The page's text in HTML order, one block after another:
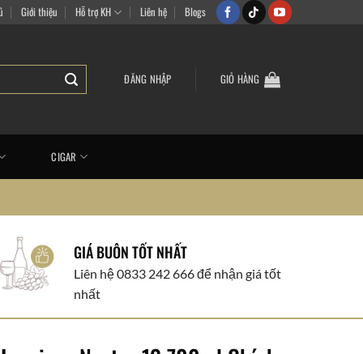
vui vẻ
Giới thiệu Hỗ trợ KH Liên hệ Blogs
ĐĂNG NHẬP GIỎ HÀNG
CIGAR
GIÁ BUÔN TỐT NHẤT
Liên hệ 0833 242 666 để nhận giá tốt
nhất